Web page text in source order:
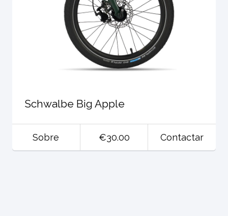
Schwalbe Big Apple
Sobre €30.00 Contactar